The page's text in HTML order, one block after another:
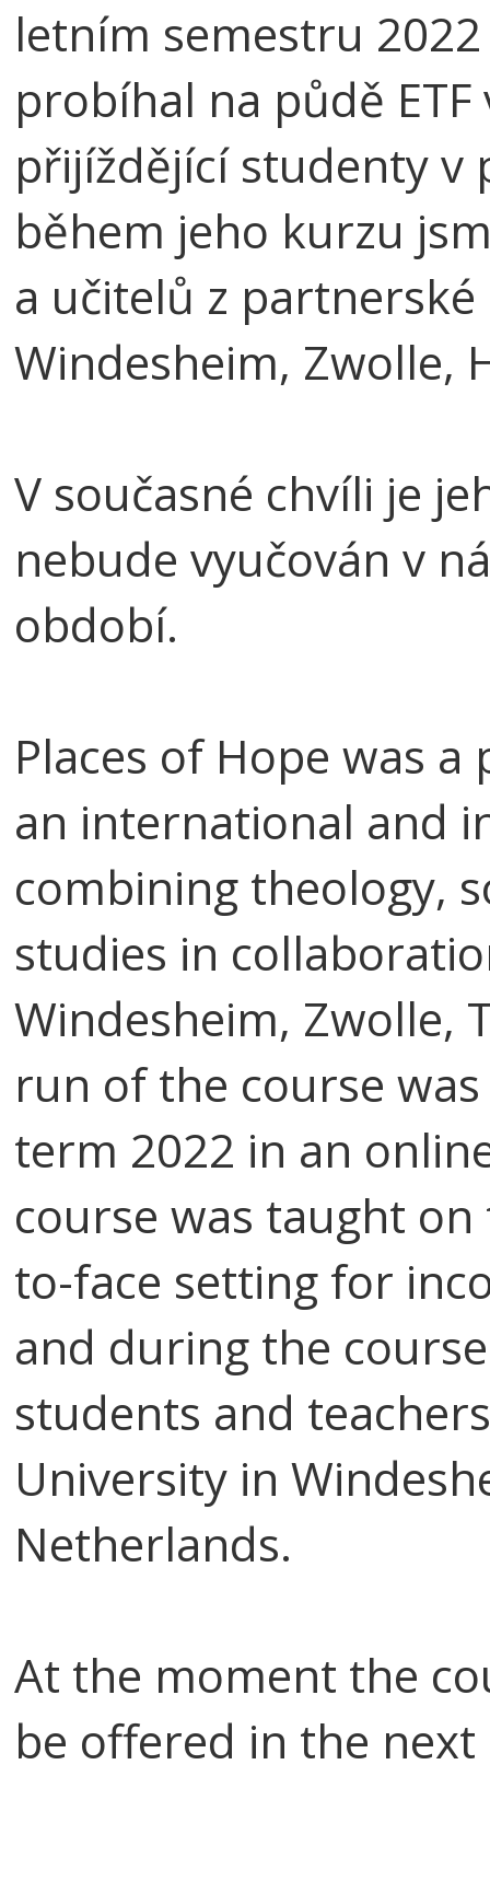
letním semestru
probíhal na půdě
přijíždějící studenty v
během jeho kurzu
a učitelů z
Windesheim, Zwolle,
V současné chvíli je
nebude vyučován v
období.
Places of Hope was
an international and
combining theology,
studies in
Windesheim, Zwolle,
run of the course
term 2022 in an
course was taught on
to-face setting for
and during the
students and
University in
Netherlands.
At the moment the
be offered in the